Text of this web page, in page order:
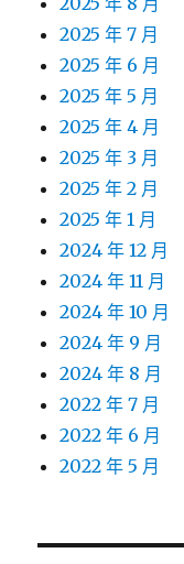
2025 年 7 月
2025 年 6 月
2025 年 5 月
2025 年 4 月
2025 年 3 月
2025 年 2 月
2025 年 1 月
2024 年 12 月
2024 年 11 月
2024 年 10 月
2024 年 9 月
2024 年 8 月
2022 年 7 月
2022 年 6 月
2022 年 5 月